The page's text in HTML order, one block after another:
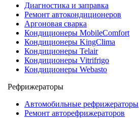
Диагностика и заправка
Ремонт автокондиционеров
Аргоновая сварка
Кондиционеры MobileComfort
Кондиционеры KingClima
Кондиционеры Telair
Кондиционеры Vitrifrigo
Кондиционеры Webasto
Рефрижераторы
Автомобильные рефрижераторы
Ремонт авторефрижераторов